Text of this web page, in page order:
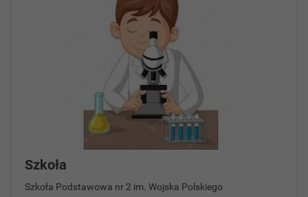
Szkoła
Szkoła Podstawowa nr 2 im. Wojska Polskiego